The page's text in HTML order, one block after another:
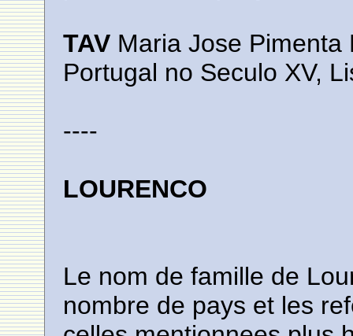
TAV Maria Jose Pimenta
Portugal no Seculo XV,
----
LOURENCO
Le nom de famille de
nombre de pays et les